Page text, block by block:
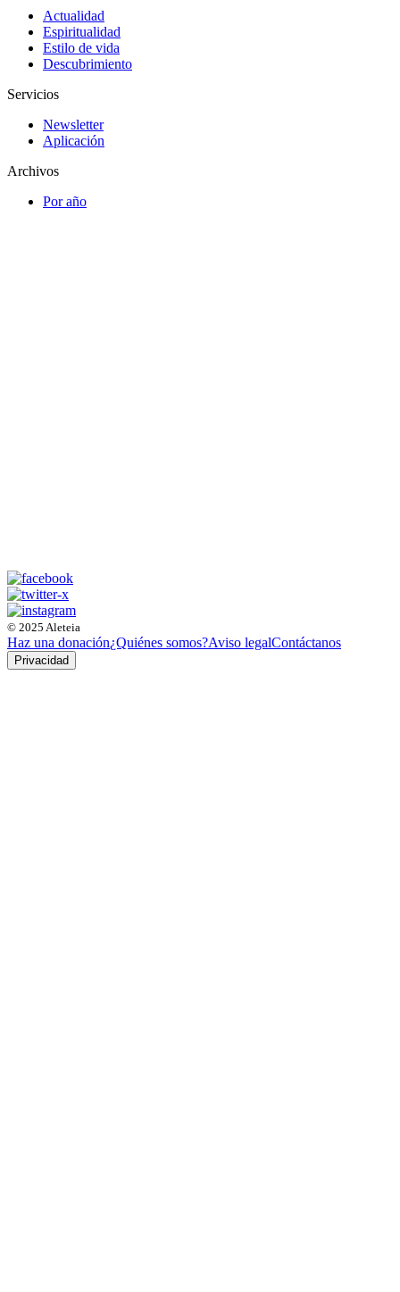
Actualidad
Espiritualidad
Estilo de vida
Descubrimiento
Servicios
Newsletter
Aplicación
Archivos
Por año
© 2025 Aleteia
Haz una donación¿Quiénes somos?Aviso legalContáctanos
Privacidad